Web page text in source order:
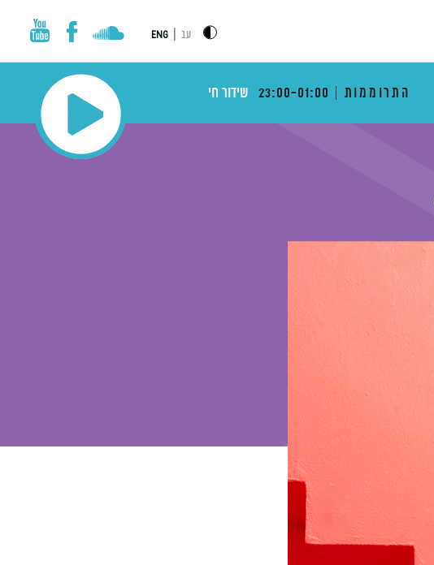
עב ENG
התרוממות 23:00-01:00 שידור חי